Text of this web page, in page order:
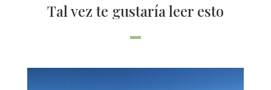
Tal vez te gustaría leer esto